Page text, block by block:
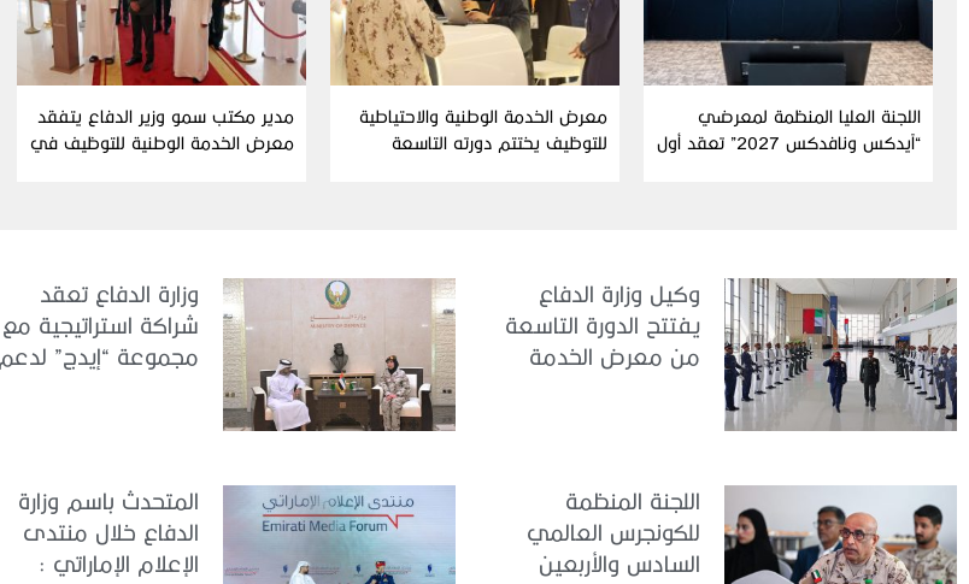
اللجنة العليا المنظمة لمعرضي
“آيدكس ونافدكس 2027” تعقد أول
معرض الخدمة الوطنية والاحتياطية
للتوظيف يختتم دورته التاسعة
مدير مكتب سمو وزير الدفاع يتفقد
معرض الخدمة الوطنية للتوظيف في
وكيل وزارة الدفاع
يفتتح الدورة التاسعة
من معرض الخدمة
وزارة الدفاع تعقد
شراكة استراتيجية مع
مجموعة “إيدج” لدعم
اللجنة المنظمة
للكونجرس العالمي
السادس والأربعين
المتحدث باسم وزارة
الدفاع خلال منتدى
الإعلام الإماراتي :